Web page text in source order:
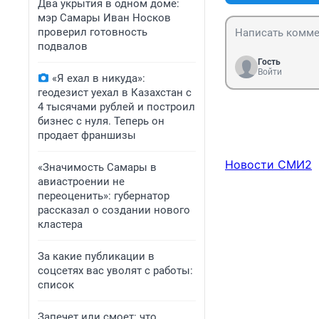
Два укрытия в одном доме:
мэр Самары Иван Носков
проверил готовность
подвалов
«Я ехал в никуда»:
геодезист уехал в Казахстан с
4 тысячами рублей и построил
бизнес с нуля. Теперь он
продает франшизы
«Значимость Самары в
авиастроении не
переоценить»: губернатор
рассказал о создании нового
кластера
За какие публикации в
соцсетях вас уволят с работы:
список
Гость
Войти
Новости СМИ2